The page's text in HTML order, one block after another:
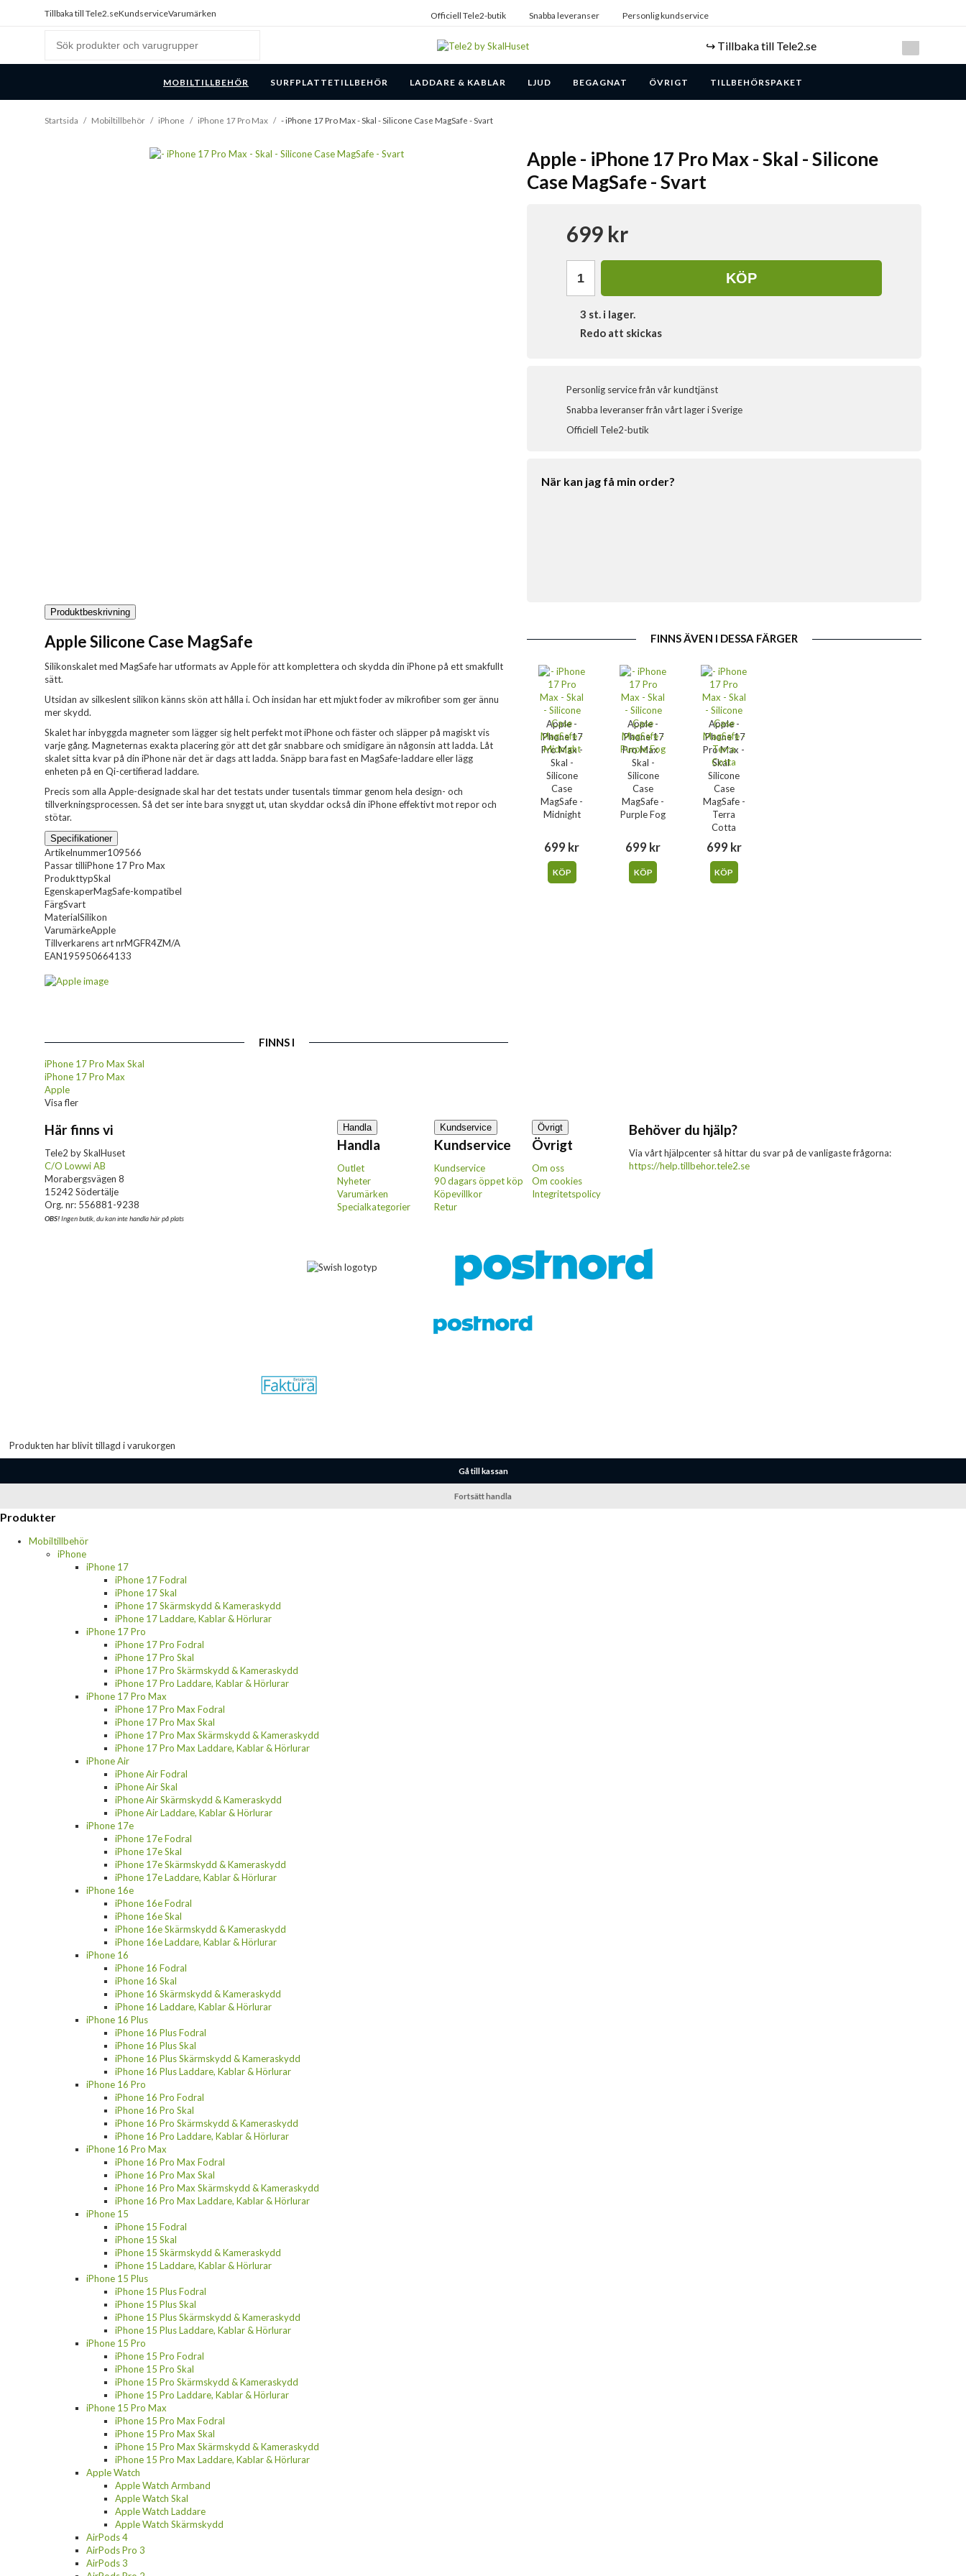
Tillbaka till Tele2.seKundserviceVarumärken Officiell Tele2-butik Snabba leveranser Personlig kundservice
↪️ Tillbaka till Tele2.se
MOBILTILLBEHÖR SURFPLATTETILLBEHÖR LADDARE & KABLAR LJUD BEGAGNAT ÖVRIGT TILLBEHÖRSPAKET
Startsida / Mobiltillbehör / iPhone / iPhone 17 Pro Max / - iPhone 17 Pro Max - Skal - Silicone Case MagSafe - Svart
Apple - iPhone 17 Pro Max - Skal - Silicone
Case MagSafe - Svart
699 kr
KÖP
3 st. i lager.
Redo att skickas
Personlig service från vår kundtjänst
Snabba leveranser från vårt lager i Sverige
Officiell Tele2-butik
När kan jag få min order?
FINNS ÄVEN I DESSA FÄRGER
Apple -
iPhone 17
Pro Max -
Skal -
Silicone
Case
MagSafe -
Midnight
699 kr
KÖP
Apple -
iPhone 17
Pro Max -
Skal -
Silicone
Case
MagSafe -
Purple Fog
699 kr
KÖP
Apple -
iPhone 17
Pro Max -
Skal -
Silicone
Case
MagSafe -
Terra
Cotta
699 kr
KÖP
Produktbeskrivning
Apple Silicone Case MagSafe
Silikonskalet med MagSafe har utformats av Apple för att komplettera och skydda din iPhone på ett smakfullt
sätt.
Utsidan av silkeslent silikon känns skön att hålla i. Och insidan har ett mjukt foder av mikrofiber som ger ännu
mer skydd.
Skalet har inbyggda magneter som lägger sig helt perfekt mot iPhone och fäster och släpper på magiskt vis
varje gång. Magneternas exakta placering gör att det går snabbare och smidigare än någonsin att ladda. Låt
skalet sitta kvar på din iPhone när det är dags att ladda. Snäpp bara fast en MagSafe-laddare eller lägg
enheten på en Qi-certifierad laddare.
Precis som alla Apple-designade skal har det testats under tusentals timmar genom hela design- och
tillverkningsprocessen. Så det ser inte bara snyggt ut, utan skyddar också din iPhone effektivt mot repor och
stötar.
Specifikationer
Artikelnummer109566
Passar tilliPhone 17 Pro Max
ProdukttypSkal
EgenskaperMagSafe-kompatibel
FärgSvart
MaterialSilikon
VarumärkeApple
Tillverkarens art nrMGFR4ZM/A
EAN195950664133
FINNS I
iPhone 17 Pro Max Skal
iPhone 17 Pro Max
Apple
Visa fler
Här finns vi
Tele2 by SkalHuset
C/O Lowwi AB
Morabergsvägen 8
15242 Södertälje
Org. nr: 556881-9238
OBS!Ingen butik, du kan inte handla här på plats
Handla
Handla
Outlet
Nyheter
Varumärken
Specialkategorier
Kundservice
Kundservice
Kundservice
90 dagars öppet köp
Köpevillkor
Retur
Övrigt
Övrigt
Om oss
Om cookies
Integritetspolicy
Behöver du hjälp?
Via vårt hjälpcenter så hittar du svar på de vanligaste frågorna:
https://help.tillbehor.tele2.se
Produkten har blivit tillagd i varukorgen
Gå till kassan
Fortsätt handla
Produkter
Mobiltillbehör
iPhone
iPhone 17
iPhone 17 Fodral
iPhone 17 Skal
iPhone 17 Skärmskydd & Kameraskydd
iPhone 17 Laddare, Kablar & Hörlurar
iPhone 17 Pro
iPhone 17 Pro Fodral
iPhone 17 Pro Skal
iPhone 17 Pro Skärmskydd & Kameraskydd
iPhone 17 Pro Laddare, Kablar & Hörlurar
iPhone 17 Pro Max
iPhone 17 Pro Max Fodral
iPhone 17 Pro Max Skal
iPhone 17 Pro Max Skärmskydd & Kameraskydd
iPhone 17 Pro Max Laddare, Kablar & Hörlurar
iPhone Air
iPhone Air Fodral
iPhone Air Skal
iPhone Air Skärmskydd & Kameraskydd
iPhone Air Laddare, Kablar & Hörlurar
iPhone 17e
iPhone 17e Fodral
iPhone 17e Skal
iPhone 17e Skärmskydd & Kameraskydd
iPhone 17e Laddare, Kablar & Hörlurar
iPhone 16e
iPhone 16e Fodral
iPhone 16e Skal
iPhone 16e Skärmskydd & Kameraskydd
iPhone 16e Laddare, Kablar & Hörlurar
iPhone 16
iPhone 16 Fodral
iPhone 16 Skal
iPhone 16 Skärmskydd & Kameraskydd
iPhone 16 Laddare, Kablar & Hörlurar
iPhone 16 Plus
iPhone 16 Plus Fodral
iPhone 16 Plus Skal
iPhone 16 Plus Skärmskydd & Kameraskydd
iPhone 16 Plus Laddare, Kablar & Hörlurar
iPhone 16 Pro
iPhone 16 Pro Fodral
iPhone 16 Pro Skal
iPhone 16 Pro Skärmskydd & Kameraskydd
iPhone 16 Pro Laddare, Kablar & Hörlurar
iPhone 16 Pro Max
iPhone 16 Pro Max Fodral
iPhone 16 Pro Max Skal
iPhone 16 Pro Max Skärmskydd & Kameraskydd
iPhone 16 Pro Max Laddare, Kablar & Hörlurar
iPhone 15
iPhone 15 Fodral
iPhone 15 Skal
iPhone 15 Skärmskydd & Kameraskydd
iPhone 15 Laddare, Kablar & Hörlurar
iPhone 15 Plus
iPhone 15 Plus Fodral
iPhone 15 Plus Skal
iPhone 15 Plus Skärmskydd & Kameraskydd
iPhone 15 Plus Laddare, Kablar & Hörlurar
iPhone 15 Pro
iPhone 15 Pro Fodral
iPhone 15 Pro Skal
iPhone 15 Pro Skärmskydd & Kameraskydd
iPhone 15 Pro Laddare, Kablar & Hörlurar
iPhone 15 Pro Max
iPhone 15 Pro Max Fodral
iPhone 15 Pro Max Skal
iPhone 15 Pro Max Skärmskydd & Kameraskydd
iPhone 15 Pro Max Laddare, Kablar & Hörlurar
Apple Watch
Apple Watch Armband
Apple Watch Skal
Apple Watch Laddare
Apple Watch Skärmskydd
AirPods 4
AirPods Pro 3
AirPods 3